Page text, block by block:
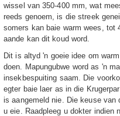
wissel van 350-400 mm, wat
reeds genoem, is die streek
somers kan baie warm wees, tot
aande kan dit koud word.
Dit is altyd 'n goeie idee om
doen. Mapungubwe word as 'n
insekbespuiting saam. Die
egter baie laer as in die
is aangemeld nie. Die keuse van
u eie. Raadpleeg u dokter indien